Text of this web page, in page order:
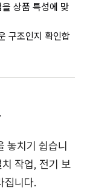
상품 특성에 맞
구조인지 확인합
놓치기 쉽습니
작업, 전기 보
집니다.